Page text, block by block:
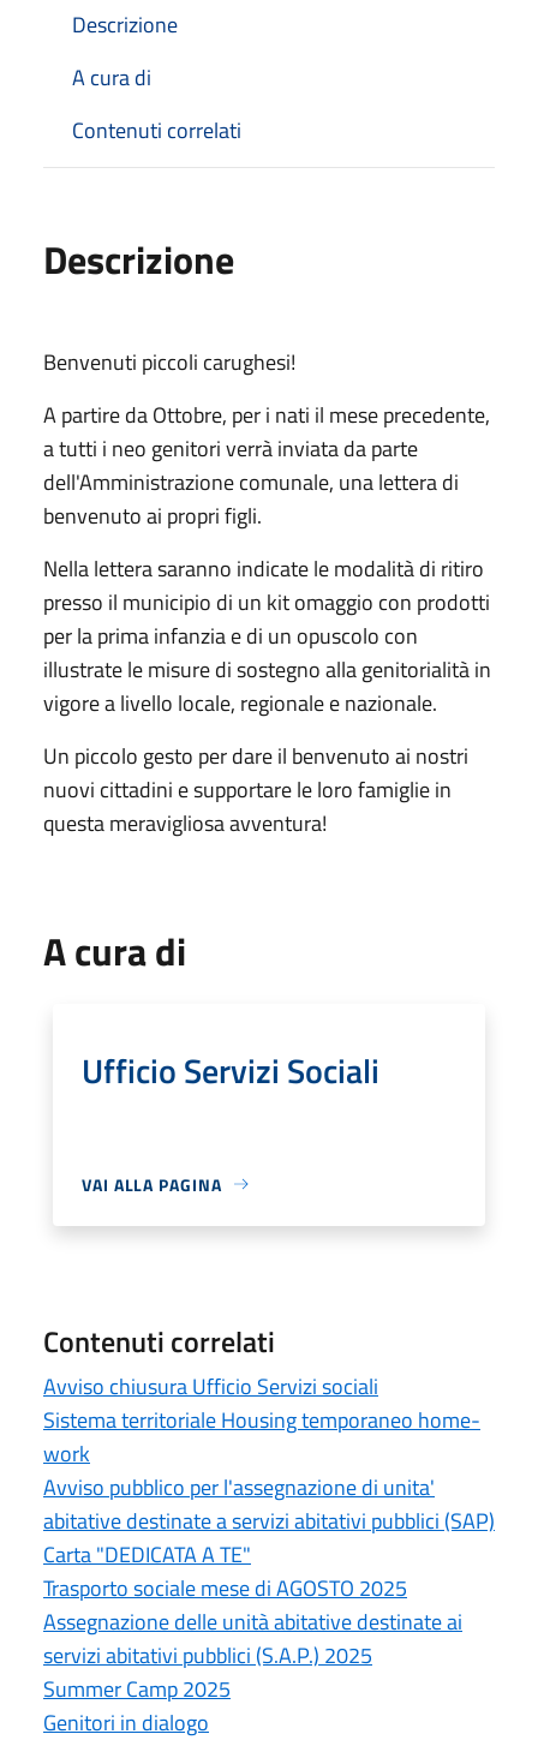
Descrizione
A cura di
Contenuti correlati
Descrizione
Benvenuti piccoli carughesi!
A partire da Ottobre, per i nati il mese precedente,
a tutti i neo genitori verrà inviata da parte
dell'Amministrazione comunale, una lettera di
benvenuto ai propri figli.
Nella lettera saranno indicate le modalità di ritiro
presso il municipio di un kit omaggio con prodotti
per la prima infanzia e di un opuscolo con
illustrate le misure di sostegno alla genitorialità in
vigore a livello locale, regionale e nazionale.
Un piccolo gesto per dare il benvenuto ai nostri
nuovi cittadini e supportare le loro famiglie in
questa meravigliosa avventura!
A cura di
Ufficio Servizi Sociali
VAI ALLA PAGINA
Contenuti correlati
Avviso chiusura Ufficio Servizi sociali
Sistema territoriale Housing temporaneo home-
work
Avviso pubblico per l'assegnazione di unita'
abitative destinate a servizi abitativi pubblici (SAP)
Carta "DEDICATA A TE"
Trasporto sociale mese di AGOSTO 2025
Assegnazione delle unità abitative destinate ai
servizi abitativi pubblici (S.A.P.) 2025
Summer Camp 2025
Genitori in dialogo